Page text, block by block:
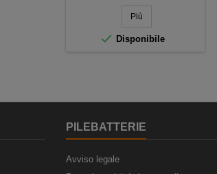
Più
 Disponibile
PILEBATTERIE
Avviso legale